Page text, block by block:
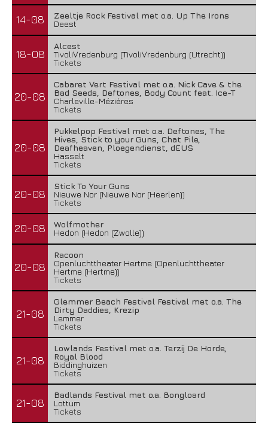
14-08
Zeeltje Rock Festival met o.a. Up The Irons
Deest
18-08
Alcest
TivoliVredenburg (TivoliVredenburg (Utrecht))
Tickets
20-08
Cabaret Vert Festival met o.a. Nick Cave & the
Bad Seeds, Deftones, Body Count feat. Ice-T
Charleville-Mézières
Tickets
20-08
Pukkelpop Festival met o.a. Deftones, The
Hives, Stick to your Guns, Chat Pile,
Deafheaven, Ploegendienst, dEUS
Hasselt
Tickets
20-08
Stick To Your Guns
Nieuwe Nor (Nieuwe Nor (Heerlen))
Tickets
20-08
Wolfmother
Hedon (Hedon (Zwolle))
20-08
Racoon
Openluchttheater Hertme (Openluchttheater
Hertme (Hertme))
Tickets
21-08
Glemmer Beach Festival Festival met o.a. The
Dirty Daddies, Krezip
Lemmer
Tickets
21-08
Lowlands Festival met o.a. Terzij De Horde,
Royal Blood
Biddinghuizen
Tickets
21-08
Badlands Festival met o.a. Bongloard
Lottum
Tickets